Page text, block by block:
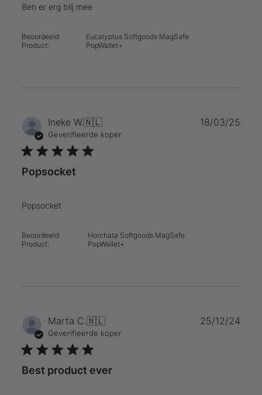
Ben er erg blij mee
Beoordeeld
Product:
Eucalyptus Softgoods MagSafe
PopWallet+
Ineke W.🇳🇱
Geverifieerde koper
Popsocket
Popsocket
Beoordeeld
Product:
Horchata Softgoods MagSafe
PopWallet+
18/03/25
Marta C.🇳🇱
Geverifieerde koper
Best product ever
25/12/24